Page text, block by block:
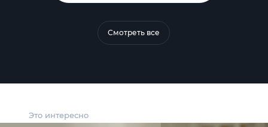
Это интересно
Смотреть все